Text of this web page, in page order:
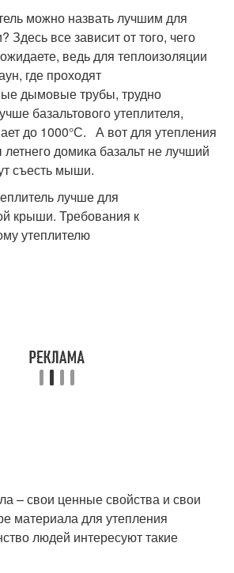
можно назвать лучшим для
все зависит от того, чего
ведь для теплоизоляции
где проходят
дымовые трубы, трудно
базальтового утеплителя,
до 1000°С. А вот для утепления
домика базальт не лучший
съесть мыши.
– свои ценные свойства и свои
материала для утепления
людей интересуют такие